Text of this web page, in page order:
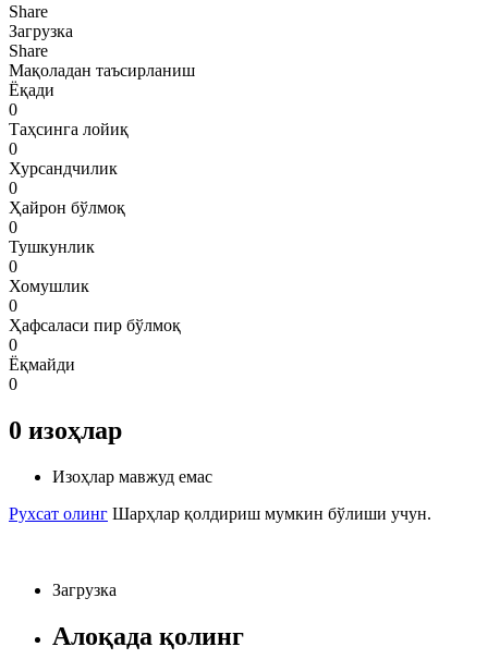
Share
Загрузка
Share
Мақоладан таъсирланиш
Ёқади
0
Таҳсинга лойиқ
0
Хурсандчилик
0
Ҳайрон бўлмоқ
0
Тушкунлик
0
Хомушлик
0
Ҳафсаласи пир бўлмоқ
0
Ёқмайди
0
0 изоҳлар
Изоҳлар мавжуд емас
Рухсат олинг Шарҳлар қолдириш мумкин бўлиши учун.
Загрузка
Алоқада қолинг